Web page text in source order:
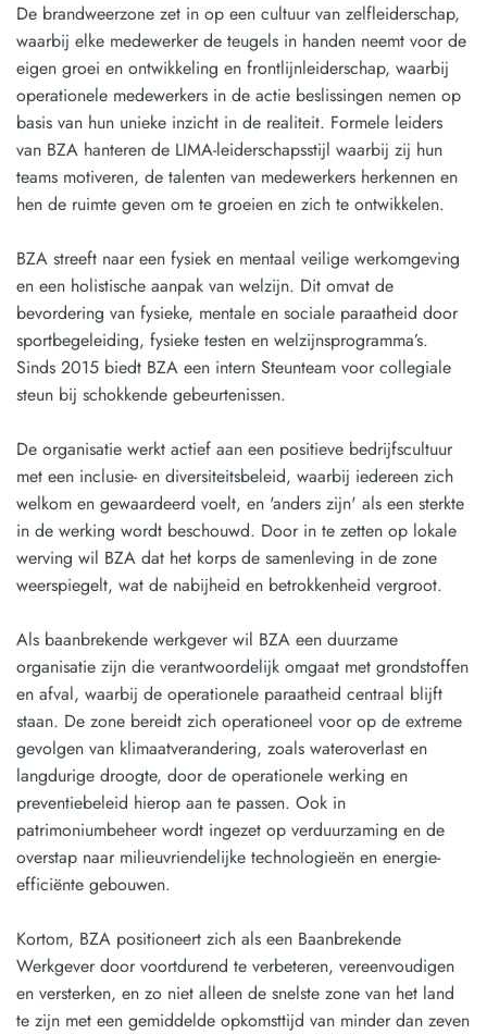
De brandweerzone zet in op een cultuur van zelfleiderschap,
waarbij elke medewerker de teugels in handen neemt voor de
eigen groei en ontwikkeling en frontlijnleiderschap, waarbij
operationele medewerkers in de actie beslissingen nemen op
basis van hun unieke inzicht in de realiteit. Formele leiders
van BZA hanteren de LIMA-leiderschapsstijl waarbij zij hun
teams motiveren, de talenten van medewerkers herkennen en
hen de ruimte geven om te groeien en zich te ontwikkelen.
BZA streeft naar een fysiek en mentaal veilige werkomgeving
en een holistische aanpak van welzijn. Dit omvat de
bevordering van fysieke, mentale en sociale paraatheid door
sportbegeleiding, fysieke testen en welzijnsprogramma’s.
Sinds 2015 biedt BZA een intern Steunteam voor collegiale
steun bij schokkende gebeurtenissen.
De organisatie werkt actief aan een positieve bedrijfscultuur
met een inclusie- en diversiteitsbeleid, waarbij iedereen zich
welkom en gewaardeerd voelt, en 'anders zijn' als een sterkte
in de werking wordt beschouwd. Door in te zetten op lokale
werving wil BZA dat het korps de samenleving in de zone
weerspiegelt, wat de nabijheid en betrokkenheid vergroot.
Als baanbrekende werkgever wil BZA een duurzame
organisatie zijn die verantwoordelijk omgaat met grondstoffen
en afval, waarbij de operationele paraatheid centraal blijft
staan. De zone bereidt zich operationeel voor op de extreme
gevolgen van klimaatverandering, zoals wateroverlast en
langdurige droogte, door de operationele werking en
preventiebeleid hierop aan te passen. Ook in
patrimoniumbeheer wordt ingezet op verduurzaming en de
overstap naar milieuvriendelijke technologieën en energie-
efficiënte gebouwen.
Kortom, BZA positioneert zich als een Baanbrekende
Werkgever door voortdurend te verbeteren, vereenvoudigen
en versterken, en zo niet alleen de snelste zone van het land
te zijn met een gemiddelde opkomsttijd van minder dan zeven